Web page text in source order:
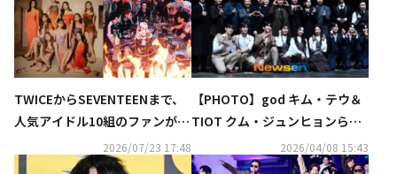
TWICEからSEVENTEENまで、
人気アイドル10組のファンが熾
烈なバトル！新サバイバル番組
「ファンダムステージ」に注目
2026/07/23 17:48
【PHOTO】god キム・テウ＆
TIOT クム・ジュンヒョンら、
ミュージカル「ハーグ」プレス
コールに出席
2026/04/08 15:43